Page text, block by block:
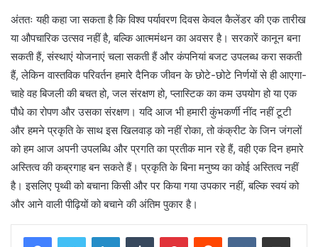
अंततः यही कहा जा सकता है कि विश्व पर्यावरण दिवस केवल कैलेंडर की एक तारीख
या औपचारिक उत्सव नहीं है, बल्कि आत्ममंथन का अवसर है। सरकारें कानून बना
सकती हैं, संस्थाएं योजनाएं चला सकती हैं और कंपनियां बजट उपलब्ध करा सकती
हैं, लेकिन वास्तविक परिवर्तन हमारे दैनिक जीवन के छोटे-छोटे निर्णयों से ही आएगा-
चाहे वह बिजली की बचत हो, जल संरक्षण हो, प्लास्टिक का कम उपयोग हो या एक
पौधे का रोपण और उसका संरक्षण। यदि आज भी हमारी कुंभकर्णी नींद नहीं टूटी
और हमने प्रकृति के साथ इस खिलवाड़ को नहीं रोका, तो कंक्रीट के जिन जंगलों
को हम आज अपनी उपलब्धि और प्रगति का प्रतीक मान रहे हैं, वही एक दिन हमारे
अस्तित्व की कब्रगाह बन सकते हैं। प्रकृति के बिना मनुष्य का कोई अस्तित्व नहीं
है। इसलिए पृथ्वी को बचाना किसी और पर किया गया उपकार नहीं, बल्कि स्वयं को
और आने वाली पीढ़ियों को बचाने की अंतिम पुकार है।
LinkedInTumblr PinterestReddit VKontakteShare via Email